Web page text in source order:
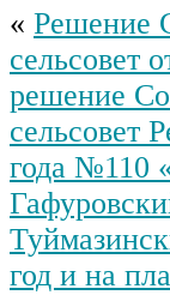
« Решение
сельсовет
решение
сельсовет
года №110
год и на